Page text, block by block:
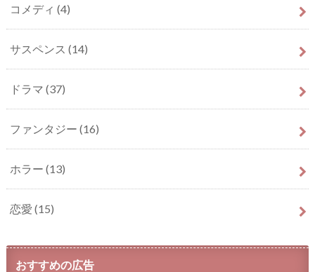
コメディ (4)
サスペンス (14)
ドラマ (37)
ファンタジー (16)
ホラー (13)
恋愛 (15)
おすすめの広告